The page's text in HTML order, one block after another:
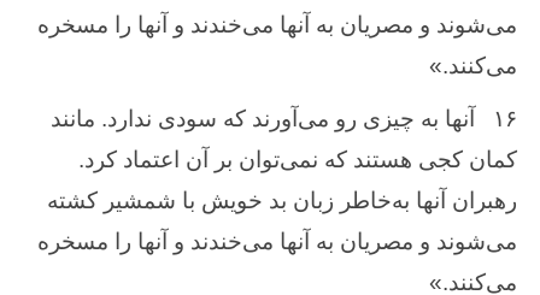
می‌شوند و مصریان به آنها می‌خندند و آنها را مسخره
می‌‌کنند.»
۱۶
آنها به چیزی رو می‌آورند که سودی ندارد. مانند
کمان کجی هستند که نمی‌توان بر آن اعتماد کرد.
رهبران آنها به‌خاطر زبان بد خویش با شمشیر کشته
می‌شوند و مصریان به آنها می‌خندند و آنها را مسخره
می‌‌کنند.»